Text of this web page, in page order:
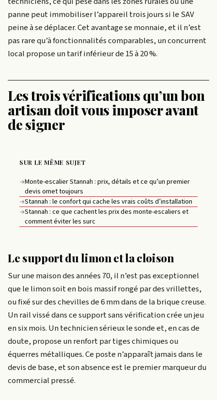
panne peut immobiliser l’appareil trois jours si le SAV
peine à se déplacer. Cet avantage se monnaie, et il n’est
pas rare qu’à fonctionnalités comparables, un concurrent
local propose un tarif inférieur de 15 à 20 %.
Les trois vérifications qu’un bon
artisan doit vous imposer avant
de signer
SUR LE MÊME SUJET
→Monte-escalier Stannah : prix, détails et ce qu’un premier
devis omet toujours
→Stannah : le confort qui cache les vrais coûts d’installation
→Stannah : ce que cachent les prix des monte-escaliers et
comment éviter les surc
Le support du limon et la cloison
Sur une maison des années 70, il n’est pas exceptionnel
que le limon soit en bois massif rongé par des vrillettes,
ou fixé sur des chevilles de 6 mm dans de la brique creuse.
Un rail vissé dans ce support sans vérification crée un jeu
en six mois. Un technicien sérieux le sonde et, en cas de
doute, propose un renfort par tiges chimiques ou
équerres métalliques. Ce poste n’apparaît jamais dans le
devis de base, et son absence est le premier marqueur du
commercial pressé.